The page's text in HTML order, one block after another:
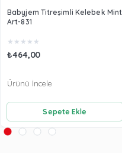
Babyjem Titreşimli Kelebek Mint
Art-831
★ ★ ★ ★ ★
₺464,00
Sepete Ekle
Ürünü İncele